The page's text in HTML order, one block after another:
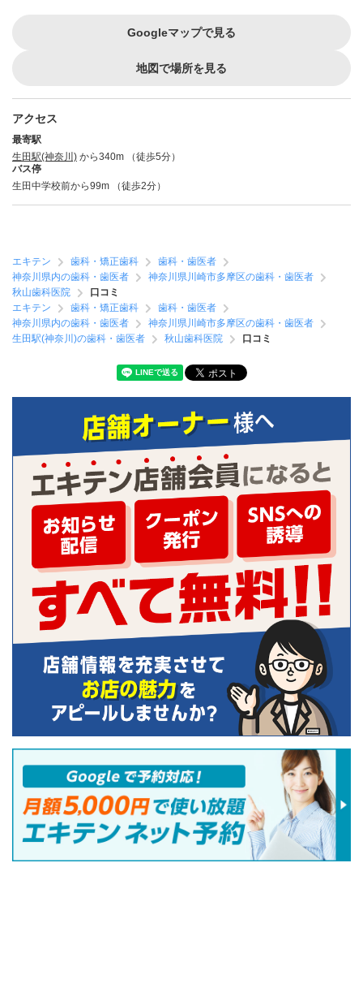
Googleマップで見る
地図で場所を見る
アクセス
最寄駅
生田駅(神奈川) から340m （徒歩5分）
バス停
生田中学校前から99m （徒歩2分）
エキテン 歯科・矯正歯科
歯科・歯医者
神奈川県内の歯科・歯医者
神奈川県川崎市多摩区の歯科・歯医者
秋山歯科医院
口コミ
エキテン
歯科・矯正歯科
歯科・歯医者
神奈川県内の歯科・歯医者
神奈川県川崎市多摩区の歯科・歯医者
生田駅(神奈川)の歯科・歯医者
秋山歯科医院 口コミ